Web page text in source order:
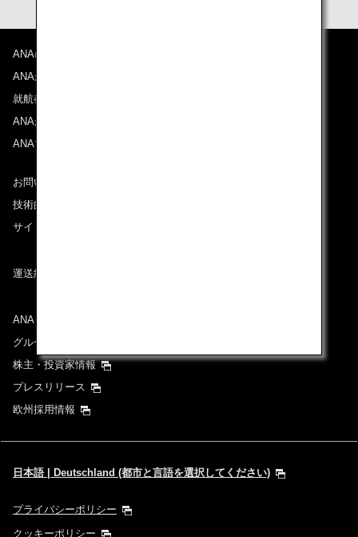
ANAについて
ANAからのお知らせ
就航都市
ANAがお約束する体験
ANAマイレージクラブ
お問い合わせ
技術的なお問い合わせ（推奨環境）
サイトマップ
運送約款
ANAグループについて
グループ企業一覧
株主・投資家情報
プレスリリース
欧州採用情報
日本語 | Deutschland (都市と言語を選択してください)
プライバシーポリシー
クッキーポリシー